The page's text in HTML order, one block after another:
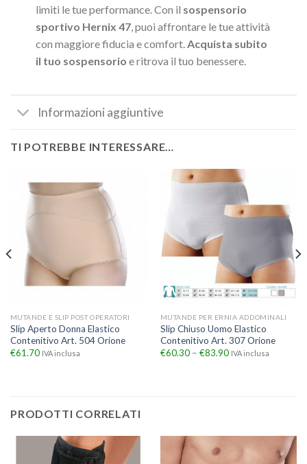
limiti le tue performance. Con il sospensorio
sportivo Hernix 47, puoi affrontare le tue attività
con maggiore fiducia e comfort.Acquista subito
il tuo sospensorio e ritrova il tuo benessere.
Informazioni aggiuntive
TI POTREBBE INTERESSARE…
MUTANDE E SLIP POST OPERATORI
Slip Aperto Donna Elastico
Contenitivo Art. 504 Orione
€61.70 IVA inclusa
MUTANDE PER ERNIA ADDOMINALI
Slip Chiuso Uomo Elastico
Contenitivo Art. 307 Orione
€60.30– €83.90 IVA inclusa
PRODOTTI CORRELATI